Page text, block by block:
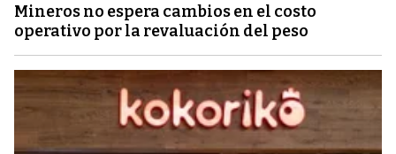
Mineros no espera cambios en el costo
operativo por la revaluación del peso